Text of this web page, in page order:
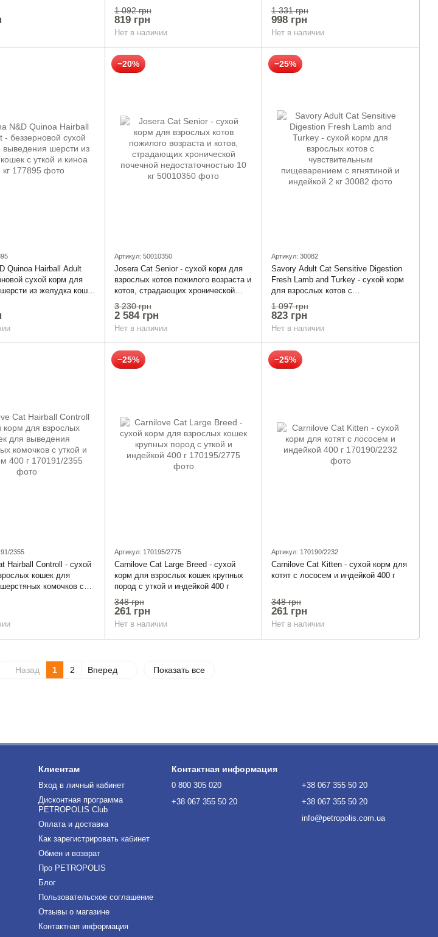
ягнятиной и курицей 2 кг
1 092 грн
819 грн
Нет в наличии
кг
1 331 грн
998 грн
Нет в наличии
Quinoa Hairball Adult
сухой корм для
из желудка кошек
1,5 кг
−20%
Артикул: 50010350
Josera Cat Senior - сухой корм для
взрослых котов пожилого возраста и
котов, страдающих хронической
почечной недостаточностью 10 кг
3 230 грн
2 584 грн
Нет в наличии
−25%
Артикул: 30082
Savory Adult Cat Sensitive Digestion
Fresh Lamb and Turkey - сухой корм
для взрослых котов с
чувствительным пищеварением с
ягнятиной и индейкой 2 кг
1 097 грн
823 грн
Нет в наличии
2355
Hairball Controll - сухой
кошек для
комочков с
400 г
−25%
Артикул: 170195/2775
Carnilove Cat Large Breed - сухой
корм для взрослых кошек крупных
пород с уткой и индейкой 400 г
348 грн
261 грн
Нет в наличии
−25%
Артикул: 170190/2232
Carnilove Cat Kitten - сухой корм для
котят с лососем и индейкой 400 г
348 грн
261 грн
Нет в наличии
Назад 1 2 Вперед Показать все
Клиентам
Вход в личный кабинет
Дисконтная программа
PETROPOLIS Club
Оплата и доставка
Как зарегистрировать кабинет
Обмен и возврат
Про PETROPOLIS
Блог
Пользовательское соглашение
Отзывы о магазине
Контактная информация
Контактная информация
0 800 305 020
+38 067 355 50 20
+38 067 355 50 20
+38 067 355 50 20
info@petropolis.com.ua